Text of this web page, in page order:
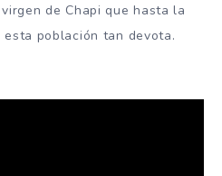
de Chapi que hasta la
población tan devota.